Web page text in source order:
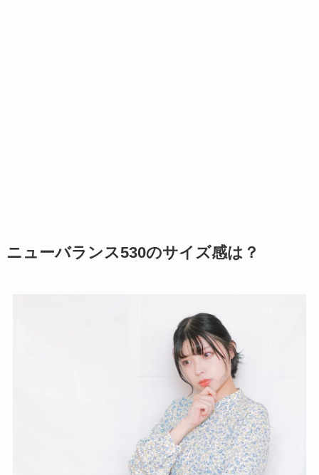
ニューバランス530のサイズ感は？